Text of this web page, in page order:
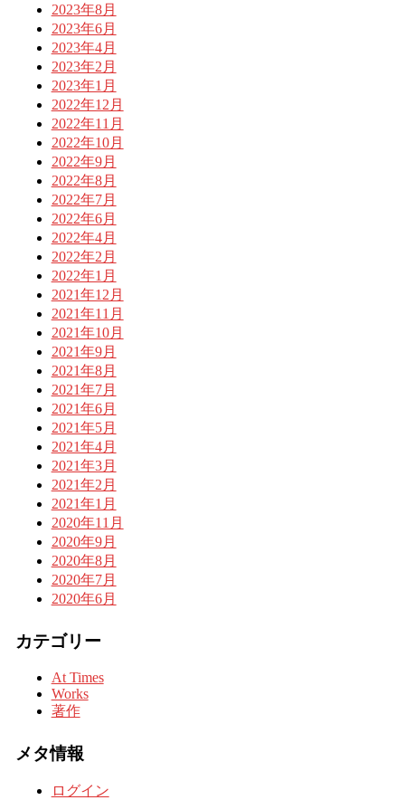
2023年8月
2023年6月
2023年4月
2023年2月
2023年1月
2022年12月
2022年11月
2022年10月
2022年9月
2022年8月
2022年7月
2022年6月
2022年4月
2022年2月
2022年1月
2021年12月
2021年11月
2021年10月
2021年9月
2021年8月
2021年7月
2021年6月
2021年5月
2021年4月
2021年3月
2021年2月
2021年1月
2020年11月
2020年9月
2020年8月
2020年7月
2020年6月
カテゴリー
At Times
Works
著作
メタ情報
ログイン